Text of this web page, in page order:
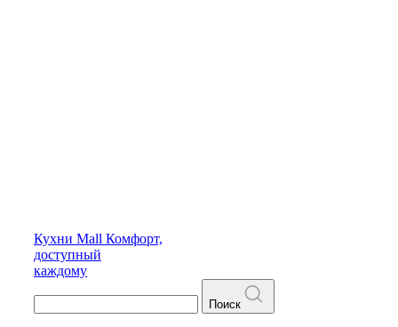
Кухни Mall Комфорт,
доступный
каждому
Поиск